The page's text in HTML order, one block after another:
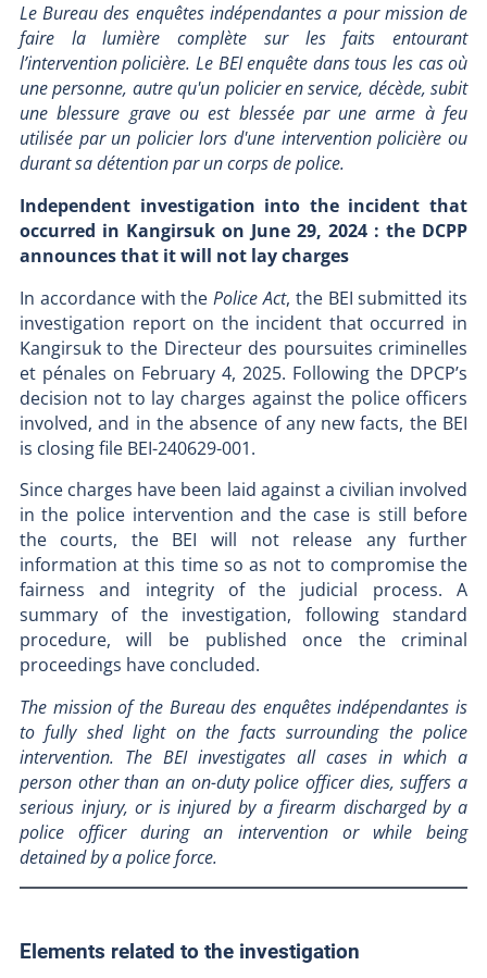
Le Bureau des enquêtes indépendantes a pour mission de
faire la lumière complète sur les faits entourant
l’intervention policière. Le BEI enquête dans tous les cas où
une personne, autre qu'un policier en service, décède, subit
une blessure grave ou est blessée par une arme à feu
utilisée par un policier lors d'une intervention policière ou
durant sa détention par un corps de police.
Independent investigation into the incident that
occurred in Kangirsuk on June 29, 2024 : the DCPP
announces that it will not lay charges
In accordance with thePolice Act, the BEI submitted its
investigation report on the incident that occurred in
Kangirsuk to the Directeur des poursuites criminelles
et pénales on February 4, 2025. Following the DPCP’s
decision not to lay charges against the police officers
involved, and in the absence of any new facts, the BEI
is closing file BEI-240629-001.
Since charges have been laid against a civilian involved
in the police intervention and the case is still before
the courts, the BEI will not release any further
information at this time so as not to compromise the
fairness and integrity of the judicial process. A
summary of the investigation, following standard
procedure, will be published once the criminal
proceedings have concluded.
The mission of the Bureau des enquêtes indépendantes is
to fully shed light on the facts surrounding the police
intervention. The BEI investigates all cases in which a
person other than an on-duty police officer dies, suffers a
serious injury, or is injured by a firearm discharged by a
police officer during an intervention or while being
detained by a police force.
Elements related to the investigation